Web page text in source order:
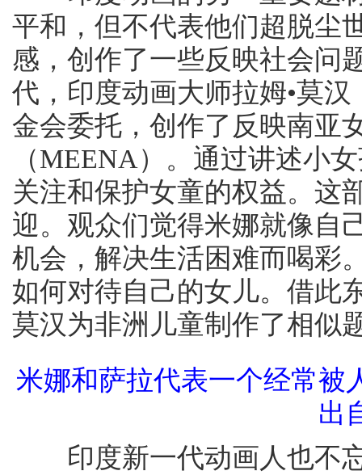
平和，但不代表他们超脱尘
感，创作了一些反映社会问
代，印度动画大师拉姆•莫
金会委托，创作了反映南亚
（MEENA）。通过讲述小
关注和保护女童的权益。这
迎。观众们觉得米娜就像自
机会，解决生活困难而喝彩
如何对待自己的女儿。借此
莫汉为非洲儿童制作了相似
米娜和萨拉代表一个经常被
出
印度新一代动画人也不忘